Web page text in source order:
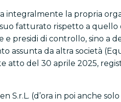
integralmente la propria
fatturato rispetto a quello
presidi di controllo, sino a
assunta da altra società
atto del 30 aprile 2025,
(d’ora in poi anche solo